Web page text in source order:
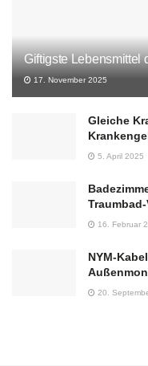
Giftigste Lebensmittel
17. November 2025
Gleiche
5. April 2025
16. Februar
NYM-
20.